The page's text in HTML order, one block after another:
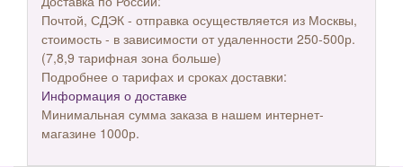
Почтой, СДЭК - отправка осуществляется из Москвы,
стоимость - в зависимости от удаленности 250-500р.
(7,8,9 тарифная зона больше)
Подробнее о тарифах и сроках доставки:
Информация о доставке
Минимальная сумма заказа в нашем интернет-
магазине 1000р.